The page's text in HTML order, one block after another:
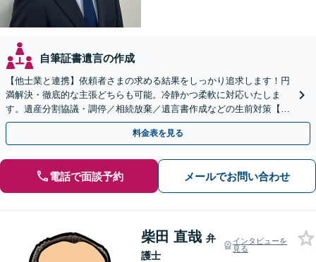
自筆証書遺言の作成
【他士業と連携】依頼者さまの求める結果をしっかり追求します！円
満解決・徹底的な主張どちらも可能。冷静かつ柔軟に対応いたしま
す。遺産分割協議・調停／相続放棄／遺言書作成などの生前対策【初
回相談無料】【休日対応可能】
料金表を見る
電話で面談予約 メールでお問い合わせ
柴田 直哉 弁
護士
インタビューを
見る